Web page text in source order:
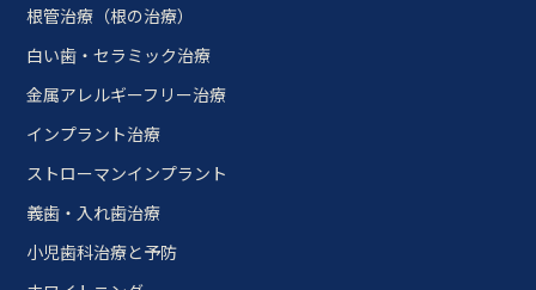
根管治療（根の治療）
白い歯・セラミック治療
金属アレルギーフリー治療
インプラント治療
ストローマンインプラント
義歯・入れ歯治療
小児歯科治療と予防